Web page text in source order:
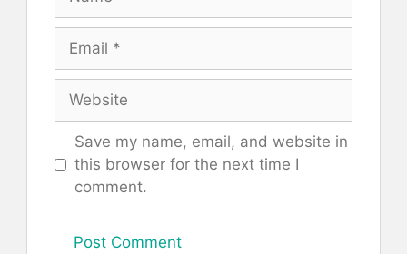
Save my name, email, and website in
this browser for the next time I
comment.